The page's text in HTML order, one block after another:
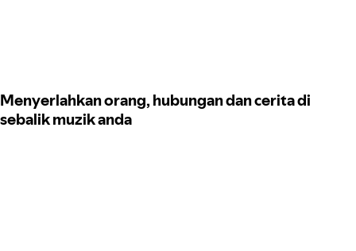
Menyerlahkan orang, hubungan dan cerita di
sebalik muzik anda